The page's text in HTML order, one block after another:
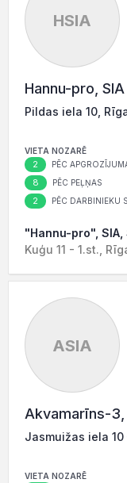
HSIA
Hannu-pro, SIA
Pildas iela 10,
VIETA NOZARĒ
2 PĒC
8 PĒC PEĻŅAS
2 PĒC DARBINIEKU
"Hannu-pro", SIA,
Kuģu 11 - 1.st.,
ASIA
Akvamarīns-3,
Jasmuižas iela 10
VIETA NOZARĒ